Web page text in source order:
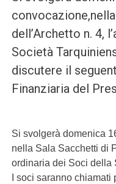
dell’Archetto n. 4,
Società
discutere il
Finanziaria del
Si svolgerà domenica
nella Sala Sacchetti di
ordinaria dei Soci della
I soci saranno